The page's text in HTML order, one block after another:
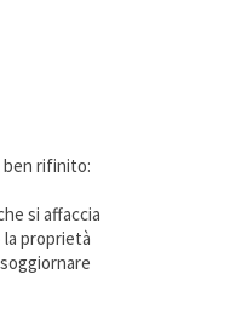
ben rifinito:
si affaccia
la proprietà